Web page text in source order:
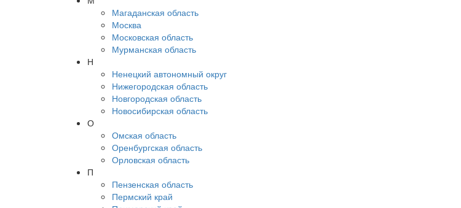
Магаданская область
Москва
Московская область
Мурманская область
Н
Ненецкий автономный округ
Нижегородская область
Новгородская область
Новосибирская область
О
Омская область
Оренбургская область
Орловская область
П
Пензенская область
Пермский край